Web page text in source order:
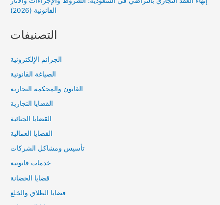
القانونية (2026)
التصنيفات
الجرائم الإلكترونية
الصياغة القانونية
القانون والمحكمة التجارية
القضايا التجارية
القضايا الجنائية
القضايا العمالية
تأسيس ومشاكل الشركات
خدمات قانونية
قضايا الحضانة
قضايا الطلاق والخلع